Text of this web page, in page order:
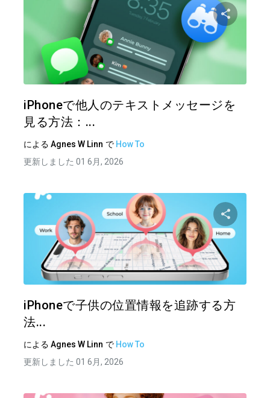
この記
iPhoneで他人のテキストメッセージを
見る方法：...
による Agnes W Linn で How To
更新しました 01 6月, 2026
この記
iPhoneで子供の位置情報を追跡する方
法...
による Agnes W Linn で How To
更新しました 01 6月, 2026